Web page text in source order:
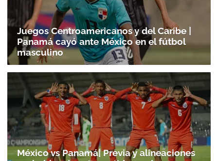
Juegos Centroamericanos y del Caribe |
Panamá cayó ante México en el fútbol
masculino
México vs Panamá| Previa y alineaciones